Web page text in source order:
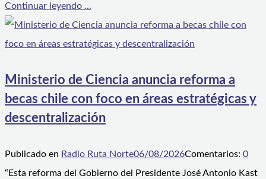
Continuar leyendo ...
Ministerio de Ciencia anuncia reforma a
becas chile con foco en áreas estratégicas y
descentralización
Publicado en Radio Ruta Norte06/08/2026Comentarios: 0
“Esta reforma del Gobierno del Presidente José Antonio Kast